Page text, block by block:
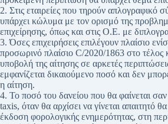
2. Στις εταιρείες που τηρούν απλογραφικό
υπάρχει κώλυμα με τον ορισμό της
επιχείρησης, όπως και στις Ο.Ε. με
3. Όσες επιχειρήσεις επιλέγουν πλαίσιο
προσωρινό πλαίσιο C/2020/1863 στο τέλος
υποβολή της αίτησης σε αρκετές
εμφανίζεται δικαιούμενο ποσό και δεν
η αίτηση.
4. Το ποσό του δανείου που θα φαίνεται
taxis, όταν θα αρχίσει να γίνεται απαιτητό
έκδοση φορολογικής ενημερότητας, στη